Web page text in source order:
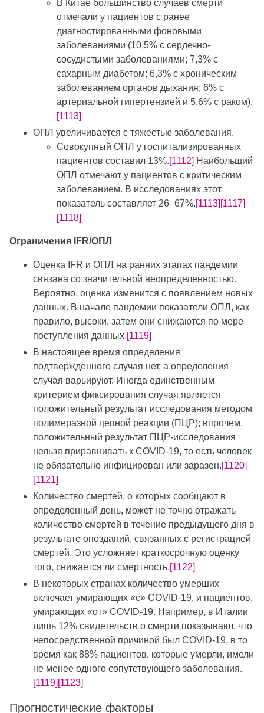
В Китае большинство случаев смерти
отмечали у пациентов с ранее
диагностированными фоновыми
заболеваниями (10,5% с сердечно-
сосудистыми заболеваниями; 7,3% с
сахарным диабетом; 6,3% с хроническим
заболеванием органов дыхания; 6% с
артериальной гипертензией и 5,6% с раком).
[1113]
ОПЛ увеличивается с тяжестью заболевания.
Совокупный ОПЛ у госпитализированных
пациентов составил 13%.[1112] Наибольший
ОПЛ отмечают у пациентов с критическим
заболеванием. В исследованиях этот
показатель составляет 26–67%.[1113] [1117]
[1118]
Ограничения IFR/ОПЛ
Оценка IFR и ОПЛ на ранних этапах пандемии
связана со значительной неопределенностью.
Вероятно, оценка изменится с появлением новых
данных. В начале пандемии показатели ОПЛ, как
правило, высоки, затем они снижаются по мере
поступления данных.[1119]
В настоящее время определения
подтвержденного случая нет, а определения
случая варьируют. Иногда единственным
критерием фиксирования случая является
положительный результат исследования методом
полимеразной цепной реакции (ПЦР); впрочем,
положительный результат ПЦР-исследования
нельзя приравнивать к COVID-19, то есть человек
не обязательно инфицирован или заразен.[1120]
[1121]
Количество смертей, о которых сообщают в
определенный день, может не точно отражать
количество смертей в течение предыдущего дня в
результате опозданий, связанных с регистрацией
смертей. Это усложняет краткосрочную оценку
того, снижается ли смертность.[1122]
В некоторых странах количество умерших
включает умирающих «с» COVID-19, и пациентов,
умирающих «от» COVID-19. Например, в Италии
лишь 12% свидетельств о смерти показывают, что
непосредственной причиной был COVID-19, в то
время как 88% пациентов, которые умерли, имели
не менее одного сопутствующего заболевания.
[1119] [1123]
Прогностические факторы